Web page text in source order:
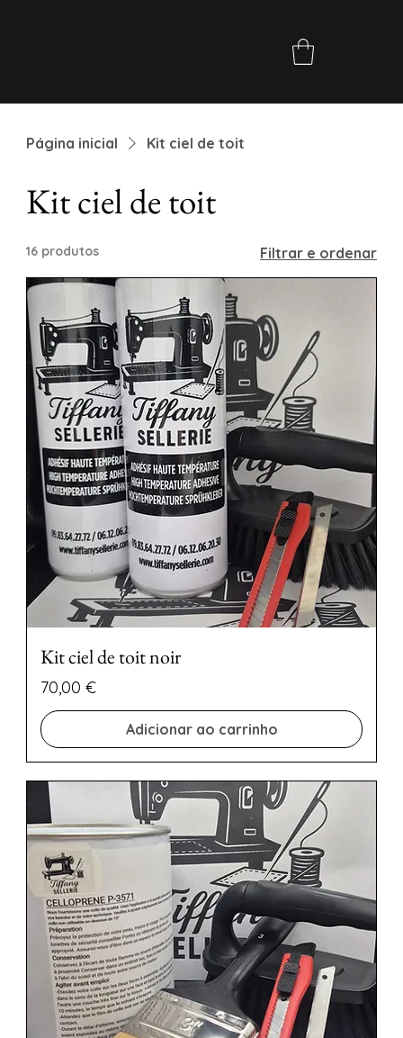
Página inicial Kit ciel de toit
Kit ciel de toit
16 produtos Filtrar e ordenar
Kit ciel de toit noir
Preço
70,00 €
Adicionar ao carrinho